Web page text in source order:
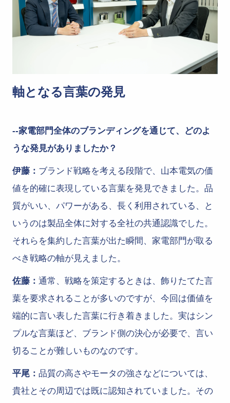
軸となる言葉の発見
--家電部門全体のブランディングを通じて、どのよ
うな発見がありましたか？
伊藤： ブランド戦略を考える段階で、山本電気の価
値を的確に表現している言葉を発見できました。品
質がいい、パワーがある、長く利用されている、と
いうのは製品全体に対する全社の共通認識でした。
それらを集約した言葉が出た瞬間、家電部門が取る
べき戦略の軸が見えました。
佐藤： 通常、戦略を策定するときは、飾りたてた言
葉を要求されることが多いのですが、今回は価値を
端的に言い表した言葉に行き着きました。実はシン
プルな言葉ほど、ブランド側の決心が必要で、言い
切ることが難しいものなのです。
平尾： 品質の高さやモータの強さなどについては、
貴社とその周辺では既に認知されていました。その